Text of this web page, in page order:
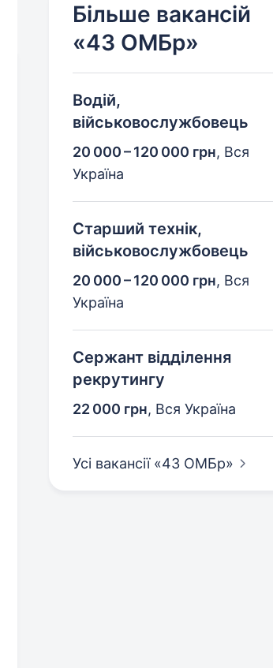
Більше вакансій
«43 ОМБр»
Водій,
військовослужбовець
20 000 – 120 000 грн, Вся
Україна
Старший технік,
військовослужбовець
20 000 – 120 000 грн, Вся
Україна
Сержант відділення
рекрутингу
22 000 грн, Вся Україна
Усі вакансії «43 ОМБр»